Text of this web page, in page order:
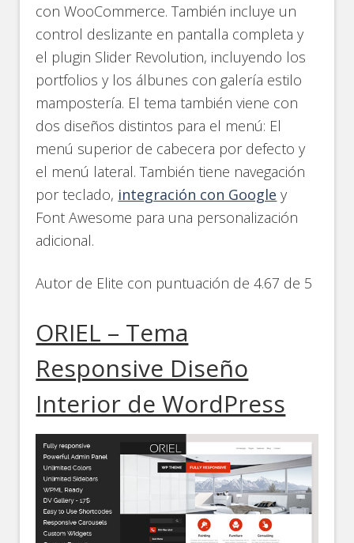
con WooCommerce. También incluye un
control deslizante en pantalla completa y
el plugin Slider Revolution, incluyendo los
portfolios y los álbunes con galería estilo
mampostería. El tema también viene con
dos diseños distintos para el menú: El
menú superior de cabecera por defecto y
el menú lateral. También tiene navegación
por teclado, integración con Google y
Font Awesome para una personalización
adicional.
Autor de Elite con puntuación de 4.67 de 5
ORIEL – Tema
Responsive Diseño
Interior de WordPress